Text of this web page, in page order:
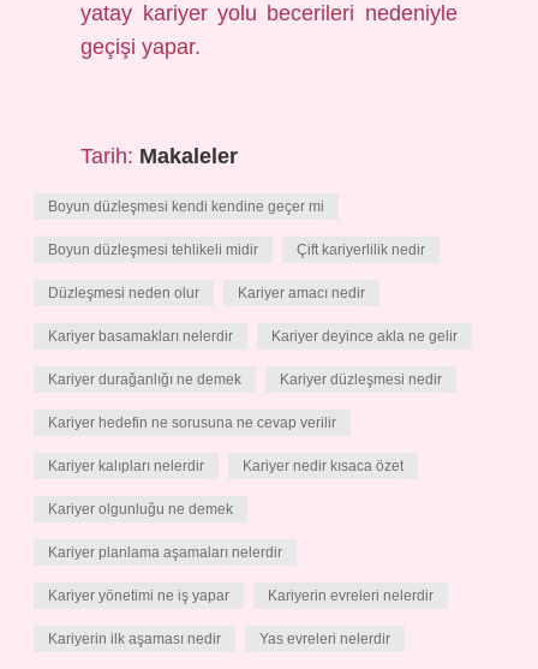
yatay kariyer yolu becerileri nedeniyle
geçişi yapar.
Tarih: Makaleler
Boyun düzleşmesi kendi kendine geçer mi
Boyun düzleşmesi tehlikeli midir Çift kariyerlilik nedir
Düzleşmesi neden olur Kariyer amacı nedir
Kariyer basamakları nelerdir Kariyer deyince akla ne gelir
Kariyer durağanlığı ne demek Kariyer düzleşmesi nedir
Kariyer hedefin ne sorusuna ne cevap verilir
Kariyer kalıpları nelerdir Kariyer nedir kısaca özet
Kariyer olgunluğu ne demek
Kariyer planlama aşamaları nelerdir
Kariyer yönetimi ne iş yapar Kariyerin evreleri nelerdir
Kariyerin ilk aşaması nedir Yas evreleri nelerdir